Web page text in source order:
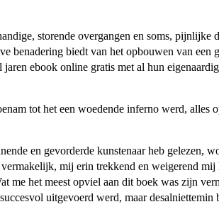
storende overgangen en soms, pijnlijke
biedt van het opbouwen van een
ebook online gratis met al hun
tot het een woedende inferno werd, alles
en gevorderde kunstenaar heb gelezen,
mij erin trekkend en weigerend
me het meest opviel aan dit boek was zijn
uitgevoerd werd, maar